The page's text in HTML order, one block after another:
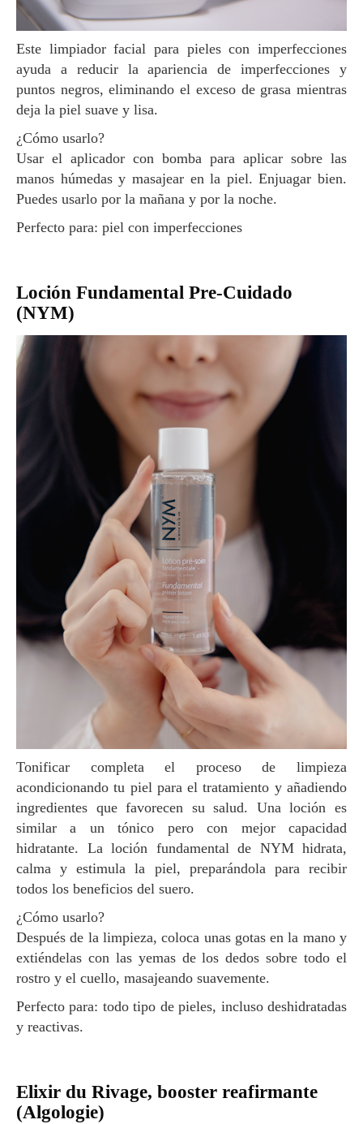
Este limpiador facial para pieles con imperfecciones
ayuda a reducir la apariencia de imperfecciones y
puntos negros, eliminando el exceso de grasa mientras
deja la piel suave y lisa.
¿Cómo usarlo?
Usar el aplicador con bomba para aplicar sobre las
manos húmedas y masajear en la piel. Enjuagar bien.
Puedes usarlo por la mañana y por la noche.
Perfecto para: piel con imperfecciones
Loción Fundamental Pre-Cuidado
(NYM)
Tonificar completa el proceso de limpieza
acondicionando tu piel para el tratamiento y añadiendo
ingredientes que favorecen su salud. Una loción es
similar a un tónico pero con mejor capacidad
hidratante. La loción fundamental de NYM hidrata,
calma y estimula la piel, preparándola para recibir
todos los beneficios del suero.
¿Cómo usarlo?
Después de la limpieza, coloca unas gotas en la mano y
extiéndelas con las yemas de los dedos sobre todo el
rostro y el cuello, masajeando suavemente.
Perfecto para: todo tipo de pieles, incluso deshidratadas
y reactivas.
Elixir du Rivage, booster reafirmante
(Algologie)